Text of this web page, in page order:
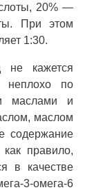
20% —
При этом
1:30.
не кажется
неплохо по
маслами и
маслом
содержание
правило,
в качестве
3-омега-6